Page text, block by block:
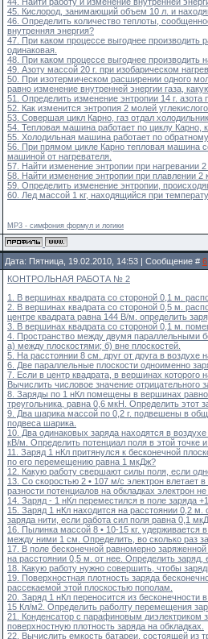
45. Кислород, занимающий объем 10 л. и
46. Определить количество теплоты,
внутренняя энергия?
47. При каком процессе выгоднее производить
одинаковая.
48. При каком процессе выгоднее производить
49. Азоту массой 20 г. при изобарическом
50. При изотермическом расширении одного
равно изменение внутренней энергии газа,
51. Определить изменение энтропии 14 г. азота
52. Как изменится энтропия 2 молей
53. Совершая цикл Карно, газ отдал
54. Тепловая машина работает по циклу Карно,
55. Холодильная машина работает по
56. При прямом цикле Карно тепловая машина
машиной от нагревателя.
57. Найти изменение энтропии при нагревании
58. Найти изменение энтропии при плавлении 2
59. Определить изменение энтропии,
60. Лед массой 1 кг, находящийся при
MP3 - симфония формул и логики
Дата: Пятница, 19.02.2010, 14:53 | Сообщение # 6
КОНТРОЛЬНАЯ РАБОТА № 2
1. В вершинах квадрата со стороной 0,1 м.
2. В вершинах квадрата со стороной 0,5 м.
центре квадрата равна 144 В/м. определить
3. В вершинах квадрата со стороной 0,1 м.
4. Пространство между двумя параллельными
а) между плоскостями; б) вне плоскостей.
5. На расстоянии 8 см. друг от друга в воздухе
6. Две параллельные плоскости одноименно
7. Если в центр квадрата, в вершинах
Вычислить числовое значение отрицательного
8. Заряды по 1 нКл помещены в вершинах
треугольника, равна 0,6 мкН. Определить этот
9. Два шарика массой по 0,2 г. подвешены в
подвеса шарика.
10. Два одинаковых заряда находятся в
кВ/м. Определить потенциал поля в этой точке и
11. Заряд 1 нКл притянулся к бесконечной
по его перемещению равна 1 мкДж?
12. Какую работу свершают силы поля, если
13. Со скоростью 2 • 107 м/с электрон влетает
разности потенциалов на обкладках электрон
14. Заряд - 1 нКл переместился в поле заряда
15. Заряд 1 нКл находится на расстоянии 0,2
заряда нити, если работа сил поля равна 0,1
16. Пылинка массой 8 • 10-15 кг. удерживается
между ними 1 см. Определить, во сколько раз
17. В поле бесконечной равномерно
на расстоянии 0,5 м. от нее. Определить
18. Какую работу нужно совершить, чтобы
19. Поверхностная плотность заряда
рассекаемой этой плоскостью пополам.
20. Заряд 1 нКл переносится из
15 Кл/м2. Определить раболту перемещения
21. Конденсатор с парафиновым диэлектриком
поверхностную плотность заряда на обкладках.
22. Вычислить емкость батареи, состоящей из